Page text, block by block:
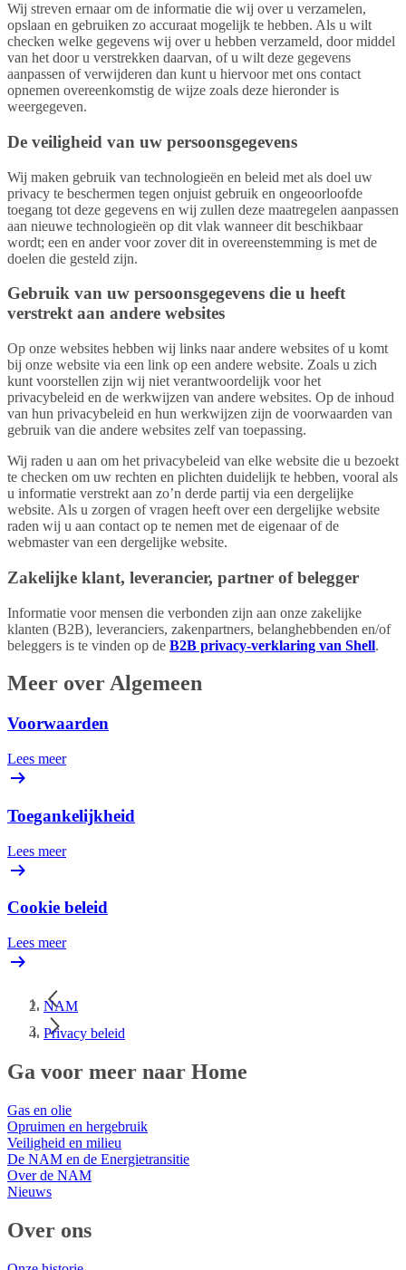
Wij streven ernaar om de informatie die wij over u verzamelen,
opslaan en gebruiken zo accuraat mogelijk te hebben. Als u wilt
checken welke gegevens wij over u hebben verzameld, door middel
van het door u verstrekken daarvan, of u wilt deze gegevens
aanpassen of verwijderen dan kunt u hiervoor met ons contact
opnemen overeenkomstig de wijze zoals deze hieronder is
weergegeven.
De veiligheid van uw persoonsgegevens
Wij maken gebruik van technologieën en beleid met als doel uw
privacy te beschermen tegen onjuist gebruik en ongeoorloofde
toegang tot deze gegevens en wij zullen deze maatregelen aanpassen
aan nieuwe technologieën op dit vlak wanneer dit beschikbaar
wordt; een en ander voor zover dit in overeenstemming is met de
doelen die gesteld zijn.
Gebruik van uw persoonsgegevens die u heeft
verstrekt aan andere websites
Op onze websites hebben wij links naar andere websites of u komt
bij onze website via een link op een andere website. Zoals u zich
kunt voorstellen zijn wij niet verantwoordelijk voor het
privacybeleid en de werkwijzen van andere websites. Op de inhoud
van hun privacybeleid en hun werkwijzen zijn de voorwaarden van
gebruik van die andere websites zelf van toepassing.
Wij raden u aan om het privacybeleid van elke website die u bezoekt
te checken om uw rechten en plichten duidelijk te hebben, vooral als
u informatie verstrekt aan zo’n derde partij via een dergelijke
website. Als u zorgen of vragen heeft over een dergelijke website
raden wij u aan contact op te nemen met de eigenaar of de
webmaster van een dergelijke website.
Zakelijke klant, leverancier, partner of belegger
Informatie voor mensen die verbonden zijn aan onze zakelijke
klanten (B2B), leveranciers, zakenpartners, belanghebbenden en/of
beleggers is te vinden op de B2B privacy-verklaring van Shell.
Meer over Algemeen
Voorwaarden
Lees meer
Toegankelijkheid
Lees meer
Cookie beleid
Lees meer
NAM
Privacy beleid
Ga voor meer naar Home
Gas en olie
Opruimen en hergebruik
Veiligheid en milieu
De NAM en de Energietransitie
Over de NAM
Nieuws
Over ons